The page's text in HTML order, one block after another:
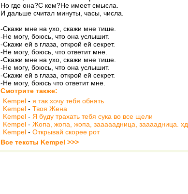
Но где она?С кем?Не имеет смысла.
И дальше считал минуты, часы, числа.
-Скажи мне на ухо, скажи мне тише.
-Не могу, боюсь, что она услышит.
-Скажи ей в глаза, открой ей секрет.
-Не могу, боюсь, что ответит мне.
-Скажи мне на ухо, скажи мне тише.
-Не могу, боюсь, что она услышит.
-Скажи ей в глаза, открой ей секрет.
-Не могу, боюсь что ответит мне.
Смотрите также:
Kempel - я так хочу тебя обнять
Kempel - Твоя Жена
Kempel - Я буду трахать тебя сука во все щели
Kempel - Жопа, жопа, жопа, зааааадница, заааадница. хд
Kempel - Открывай скорее рот
Все тексты Kempel >>>